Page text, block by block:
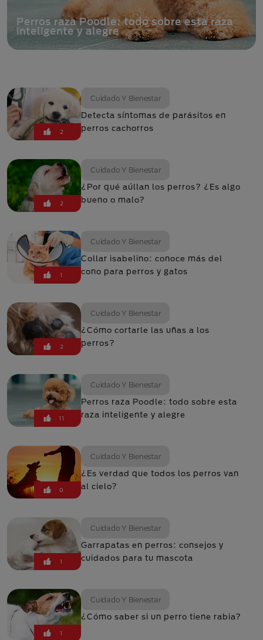
Perros raza Poodle: todo sobre esta raza
inteligente y alegre
2
Cuidado Y Bienestar
Detecta síntomas de parásitos en
perros cachorros
2
Cuidado Y Bienestar
¿Por qué aúllan los perros? ¿Es algo
bueno o malo?
1
Cuidado Y Bienestar
Collar isabelino: conoce más del
cono para perros y gatos
2
Cuidado Y Bienestar
¿Cómo cortarle las uñas a los
perros?
11
Cuidado Y Bienestar
Perros raza Poodle: todo sobre esta
raza inteligente y alegre
0
Cuidado Y Bienestar
¿Es verdad que todos los perros van
al cielo?
1
Cuidado Y Bienestar
Garrapatas en perros: consejos y
cuidados para tu mascota
1
Cuidado Y Bienestar
¿Cómo saber si un perro tiene rabia?